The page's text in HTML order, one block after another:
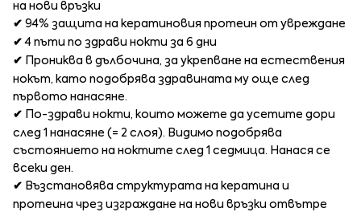
на нови връзки
✔ 94% защита на кератиновия протеин от увреждане
✔4 пъти по здрави нокти за 6 дни
✔
Прониква в дълбочина, за укрепване на естествения
нокът, като подобрява здравината му още след
първото нанасяне.
✔
По-здрави нокти, които можете да усетите дори
след 1 нанасяне (= 2 слоя). Видимо подобрява
състоянието на ноктите след 1 седмица. Нанася се
всеки ден.
✔ Възстановява структурата на кератина и
протеина чрез изграждане на нови връзки отвътре